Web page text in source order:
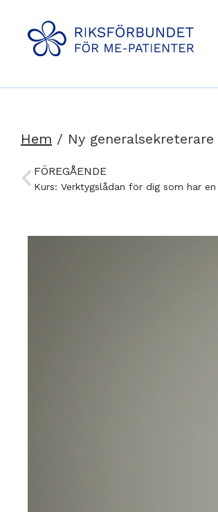
Hem / Ny generalsekreterare
FÖREGÅENDE
Kurs: Verktygslådan för dig som har